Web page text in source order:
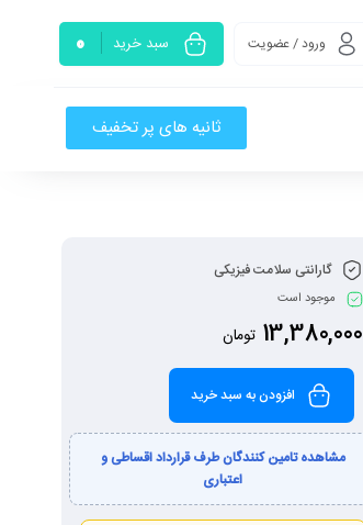
ورود / عضویت سبد خرید 0
ثانیه های پر تخفیف
گارانتی سلامت فیزیکی
موجود است
13,380,000 تومان
افزودن به سبد خرید
مشاهده تامین کنندگان طرف قرارداد اقساطی و
اعتباری